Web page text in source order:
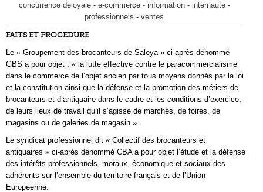
concurrence déloyale - e-commerce - information - internaute -
professionnels - ventes
FAITS ET PROCEDURE
Le « Groupement des brocanteurs de Saleya » ci-après dénommé
GBS a pour objet : « la lutte effective contre le paracommercialisme
dans le commerce de l’objet ancien par tous moyens donnés par la loi
et la constitution ainsi que la défense et la promotion des métiers de
brocanteurs et d’antiquaire dans le cadre et les conditions d’exercice,
de leurs lieux de travail qu’il s’agisse de marchés, de foires, de
magasins ou de galeries de magasin ».
Le syndicat professionnel dit « Collectif des brocanteurs et
antiquaires » ci-après dénommé CBA a pour objet l’étude et la défense
des intérêts professionnels, moraux, économique et sociaux des
adhérents sur l’ensemble du territoire français et de l’Union
Européenne.